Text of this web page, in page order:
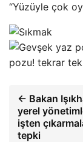
“Yüzüyle çok
pozu! tekrar
← Bakan
yerel
işten
tepki